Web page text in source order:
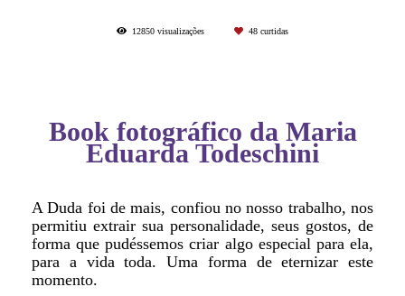
12850 visualizações 48 curtidas
Book fotográfico da Maria
Eduarda Todeschini
A Duda foi de mais, confiou no nosso trabalho, nos
permitiu extrair sua personalidade, seus gostos, de
forma que pudéssemos criar algo especial para ela,
para a vida toda. Uma forma de eternizar este
momento.